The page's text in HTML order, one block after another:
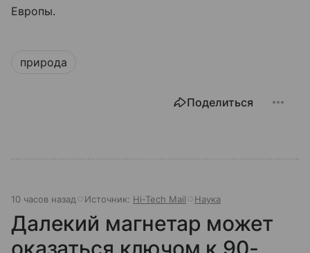
Европы.
природа
Поделиться
10 часов назад Источник: Hi-Tech Mail Наука
Далекий магнетар может